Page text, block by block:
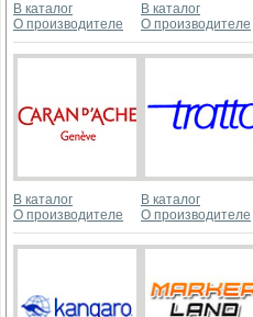
В каталог
О производителе
В каталог
О производителе
В каталог
О производителе
В каталог
О производителе